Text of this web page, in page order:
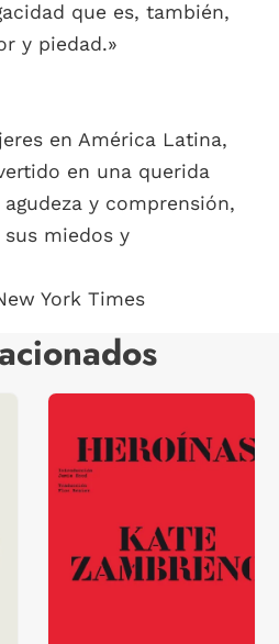
que es, también,
y piedad.»
en América Latina,
en una querida
y comprensión,
miedos y
York Times